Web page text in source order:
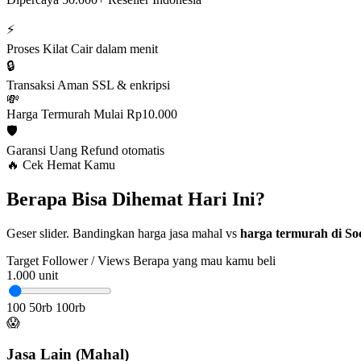
⚡
Proses Kilat Cair dalam menit
🔒
Transaksi Aman SSL & enkripsi
💸
Harga Termurah Mulai Rp10.000
🛡️
Garansi Uang Refund otomatis
🔥 Cek Hemat Kamu
Berapa Bisa Dihemat Hari Ini?
Geser slider. Bandingkan harga jasa mahal vs harga termurah di
Target Follower / Views Berapa yang mau kamu beli
1.000 unit
100 50rb 100rb
😱
Jasa Lain (Mahal)